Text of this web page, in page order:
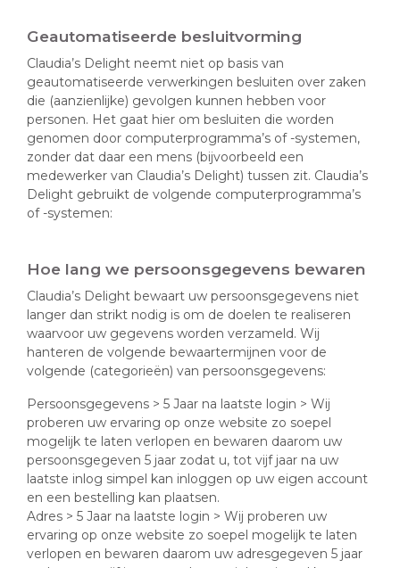
Geautomatiseerde besluitvorming
Claudia’s Delight neemt niet op basis van
geautomatiseerde verwerkingen besluiten over zaken
die (aanzienlijke) gevolgen kunnen hebben voor
personen. Het gaat hier om besluiten die worden
genomen door computerprogramma’s of -systemen,
zonder dat daar een mens (bijvoorbeeld een
medewerker van Claudia’s Delight) tussen zit. Claudia’s
Delight gebruikt de volgende computerprogramma’s
of -systemen:
Hoe lang we persoonsgegevens bewaren
Claudia’s Delight bewaart uw persoonsgegevens niet
langer dan strikt nodig is om de doelen te realiseren
waarvoor uw gegevens worden verzameld. Wij
hanteren de volgende bewaartermijnen voor de
volgende (categorieën) van persoonsgegevens:
Persoonsgegevens > 5 Jaar na laatste login > Wij
proberen uw ervaring op onze website zo soepel
mogelijk te laten verlopen en bewaren daarom uw
persoonsgegeven 5 jaar zodat u, tot vijf jaar na uw
laatste inlog simpel kan inloggen op uw eigen account
en een bestelling kan plaatsen.
Adres > 5 Jaar na laatste login > Wij proberen uw
ervaring op onze website zo soepel mogelijk te laten
verlopen en bewaren daarom uw adresgegeven 5 jaar